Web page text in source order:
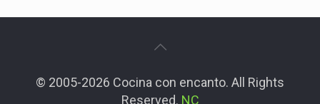
© 2005-2026 Cocina con encanto. All Rights
Reserved. NC